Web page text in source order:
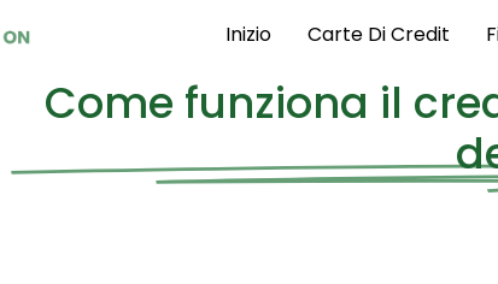
Inizio Carte Di Credit
Come funziona il